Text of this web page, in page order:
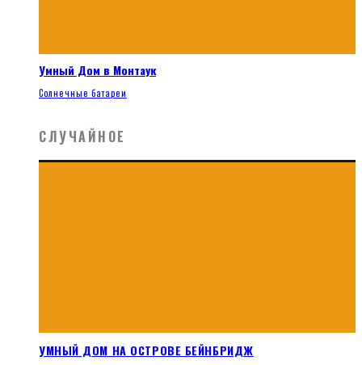
Умный Дом в Монтаук
Солнечные батареи
СЛУЧАЙНОЕ
УМНЫЙ ДОМ НА ОСТРОВЕ БЕЙНБРИДЖ